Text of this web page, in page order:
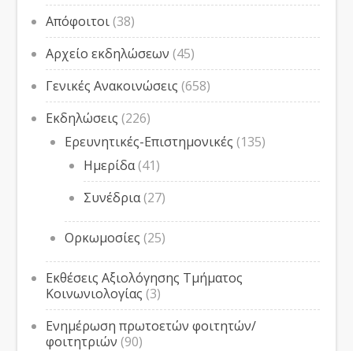
Απόφοιτοι(38)
Αρχείο εκδηλώσεων (45)
Γενικές Ανακοινώσεις (658)
Εκδηλώσεις (226)
Ερευνητικές-Επιστημονικές (135)
Ημερίδα(41)
Συνέδρια(27)
Ορκωμοσίες (25)
Εκθέσεις Αξιολόγησης Τμήματος
Κοινωνιολογίας (3)
Ενημέρωση πρωτοετών φοιτητών/
φοιτητριών (90)